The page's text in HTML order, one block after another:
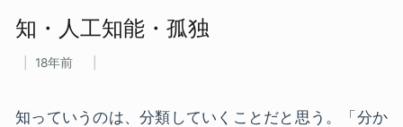
知・人工知能・孤独
18年前
知っていうのは、分類していくことだと思う。「分か